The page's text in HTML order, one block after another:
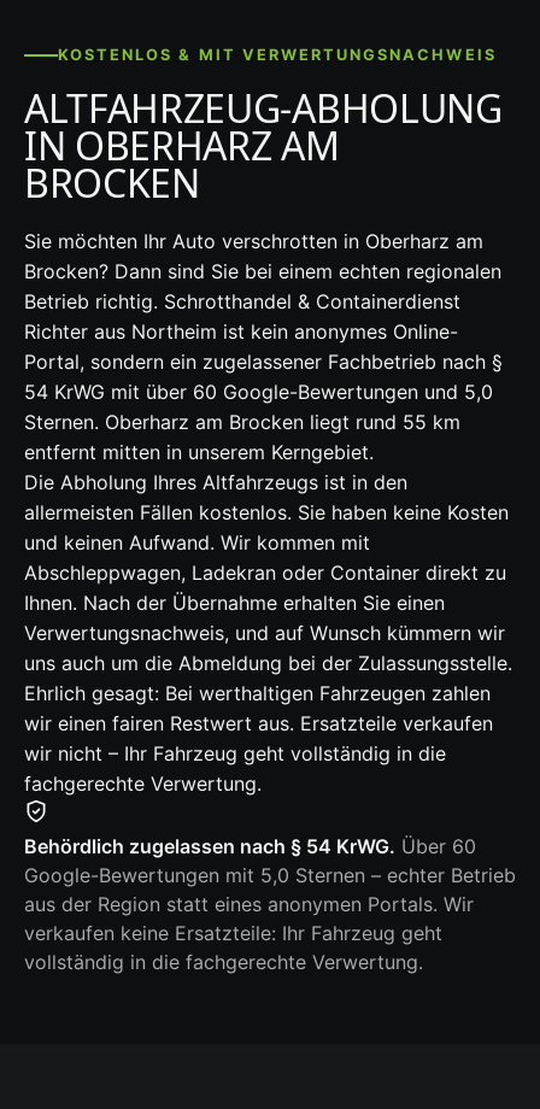
KOSTENLOS & MIT VERWERTUNGSNACHWEIS
ALTFAHRZEUG-ABHOLUNG
IN OBERHARZ AM
BROCKEN
Sie möchten Ihr Auto verschrotten in Oberharz am
Brocken? Dann sind Sie bei einem echten regionalen
Betrieb richtig. Schrotthandel & Containerdienst
Richter aus Northeim ist kein anonymes Online-
Portal, sondern ein zugelassener Fachbetrieb nach §
54 KrWG mit über 60 Google-Bewertungen und 5,0
Sternen. Oberharz am Brocken liegt rund 55 km
entfernt mitten in unserem Kerngebiet.
Die Abholung Ihres Altfahrzeugs ist in den
allermeisten Fällen kostenlos. Sie haben keine Kosten
und keinen Aufwand. Wir kommen mit
Abschleppwagen, Ladekran oder Container direkt zu
Ihnen. Nach der Übernahme erhalten Sie einen
Verwertungsnachweis, und auf Wunsch kümmern wir
uns auch um die Abmeldung bei der Zulassungsstelle.
Ehrlich gesagt: Bei werthaltigen Fahrzeugen zahlen
wir einen fairen Restwert aus. Ersatzteile verkaufen
wir nicht – Ihr Fahrzeug geht vollständig in die
fachgerechte Verwertung.
Behördlich zugelassen nach § 54 KrWG. Über 60
Google-Bewertungen mit 5,0 Sternen – echter Betrieb
aus der Region statt eines anonymen Portals. Wir
verkaufen keine Ersatzteile: Ihr Fahrzeug geht
vollständig in die fachgerechte Verwertung.